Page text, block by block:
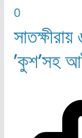
0
’কুশ’সহ